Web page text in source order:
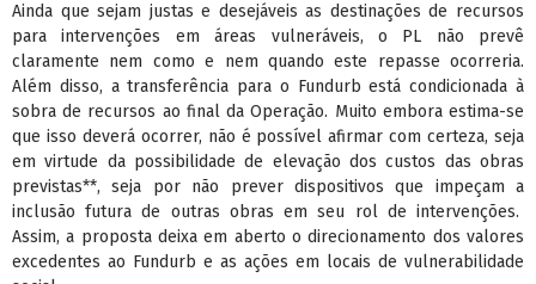
Ainda que sejam justas e desejáveis as destinações de recursos
para intervenções em áreas vulneráveis, o PL não prevê
claramente nem como e nem quando este repasse ocorreria.
Além disso, a transferência para o Fundurb está condicionada à
sobra de recursos ao final da Operação. Muito embora estima-se
que isso deverá ocorrer, não é possível afirmar com certeza, seja
em virtude da possibilidade de elevação dos custos das obras
previstas**, seja por não prever dispositivos que impeçam a
inclusão futura de outras obras em seu rol de intervenções.
Assim, a proposta deixa em aberto o direcionamento dos valores
excedentes ao Fundurb e as ações em locais de vulnerabilidade